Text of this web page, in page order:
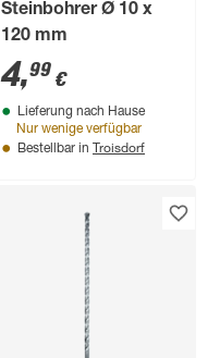
Steinbohrer Ø 10 x
120 mm
4,99 €
Lieferung nach Hause
Nur wenige verfügbar
Bestellbar in Troisdorf